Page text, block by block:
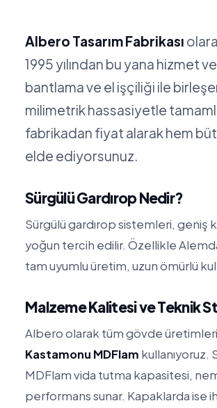
Albero Tasarım Fabrikası
1995 yılından bu yana hizmet
bantlama ve el işçiliği ile
milimetrik hassasiyetle
fabrikadan fiyat alarak hem
elde ediyorsunuz.
Sürgülü Gardırop Nedir?
Sürgülü gardırop sistemleri, geniş
yoğun tercih edilir. Özellikle
tam uyumlu üretim, uzun ömürlü
Malzeme Kalitesi ve Teknik
Albero olarak tüm gövde
Kastamonu MDFlam
MDFlam vida tutma kapasitesi,
performans sunar. Kapaklarda ise